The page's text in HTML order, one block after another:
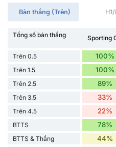
Bàn thắng (Trên)
Tổng số bàn thắng Sporting
Trên 0.5 100%
Trên 1.5 100%
Trên 2.5 89%
Trên 3.5 33%
Trên 4.5 22%
BTTS 78%
BTTS & Thắng 44%